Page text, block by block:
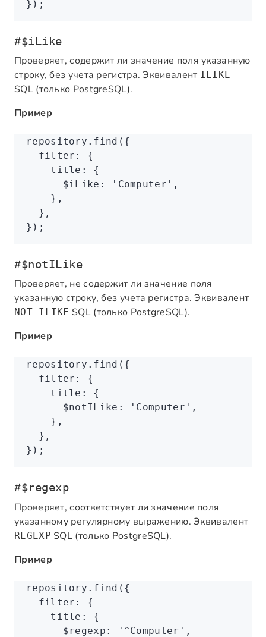
});
#$iLike
Проверяет, содержит ли значение поля указанную
строку, без учета регистра. Эквивалент ILIKE
SQL (только PostgreSQL).
Пример
repository .find ({
  filter
:
{
    title
:
{
      $iLike
: 'Computer' ,
    }
,
  }
,
});
#$notILike
Проверяет, не содержит ли значение поля
указанную строку, без учета регистра. Эквивалент
NOT ILIKE SQL (только PostgreSQL).
Пример
repository .find ({
  filter
:
{
    title
:
{
      $notILike
: 'Computer' ,
    }
,
  }
,
});
#$regexp
Проверяет, соответствует ли значение поля
указанному регулярному выражению. Эквивалент
REGEXP SQL (только PostgreSQL).
Пример
repository .find ({
  filter
:
{
    title
:
{
      $regexp
: '^Computer' ,